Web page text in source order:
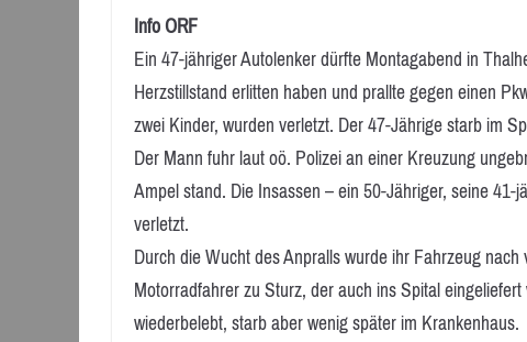
Info ORF
Ein 47-jähriger Autolenker dürfte Montagabend in
Herzstillstand erlitten haben und prallte gegen einen
zwei Kinder, wurden verletzt. Der 47-Jährige starb im
Der Mann fuhr laut oö. Polizei an einer Kreuzung
Ampel stand. Die Insassen – ein 50-Jähriger, seine
verletzt.
Durch die Wucht des Anpralls wurde ihr Fahrzeug
Motorradfahrer zu Sturz, der auch ins Spital
wiederbelebt, starb aber wenig später im Krankenhaus.